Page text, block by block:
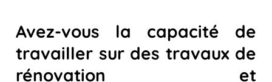
Avez-vous la capacité de
travailler sur des travaux de
rénovation et